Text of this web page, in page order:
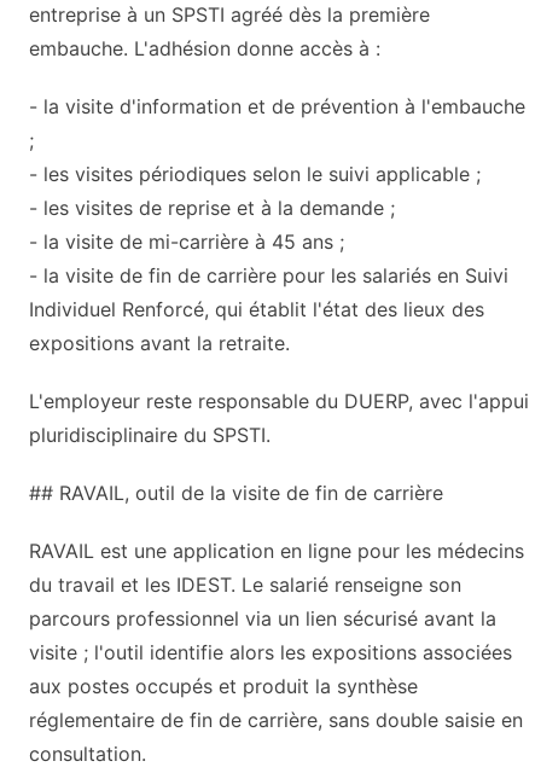
entreprise à un SPSTI agréé dès la première
embauche. L'adhésion donne accès à :
- la visite d'information et de prévention à l'embauche
;
- les visites périodiques selon le suivi applicable ;
- les visites de reprise et à la demande ;
- la visite de mi-carrière à 45 ans ;
- la visite de fin de carrière pour les salariés en Suivi
Individuel Renforcé, qui établit l'état des lieux des
expositions avant la retraite.
L'employeur reste responsable du DUERP, avec l'appui
pluridisciplinaire du SPSTI.
## RAVAIL, outil de la visite de fin de carrière
RAVAIL est une application en ligne pour les médecins
du travail et les IDEST. Le salarié renseigne son
parcours professionnel via un lien sécurisé avant la
visite ; l'outil identifie alors les expositions associées
aux postes occupés et produit la synthèse
réglementaire de fin de carrière, sans double saisie en
consultation.